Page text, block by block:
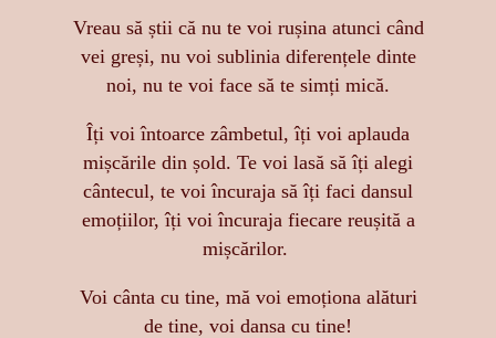
Vreau să știi că nu te voi rușina atunci când
vei greși, nu voi sublinia diferențele dinte
noi, nu te voi face să te simți mică.
Îți voi întoarce zâmbetul, îți voi aplauda
mișcările din șold. Te voi lasă să îți alegi
cântecul, te voi încuraja să îți faci dansul
emoțiilor, îți voi încuraja fiecare reușită a
mișcărilor.
Voi cânta cu tine, mă voi emoționa alături
de tine, voi dansa cu tine!